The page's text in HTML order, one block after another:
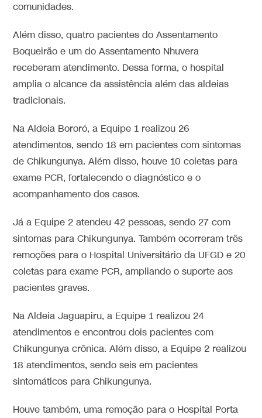
comunidades.
Além disso, quatro pacientes do Assentamento
Boqueirão e um do Assentamento Nhuvera
receberam atendimento. Dessa forma, o hospital
amplia o alcance da assistência além das aldeias
tradicionais.
Na Aldeia Bororó, a Equipe 1 realizou 26
atendimentos, sendo 18 em pacientes com sintomas
de Chikungunya. Além disso, houve 10 coletas para
exame PCR, fortalecendo o diagnóstico e o
acompanhamento dos casos.
Já a Equipe 2 atendeu 42 pessoas, sendo 27 com
sintomas para Chikungunya. Também ocorreram três
remoções para o Hospital Universitário da UFGD e 20
coletas para exame PCR, ampliando o suporte aos
pacientes graves.
Na Aldeia Jaguapiru, a Equipe 1 realizou 24
atendimentos e encontrou dois pacientes com
Chikungunya crônica. Além disso, a Equipe 2 realizou
18 atendimentos, sendo seis em pacientes
sintomáticos para Chikungunya.
Houve também, uma remoção para o Hospital Porta